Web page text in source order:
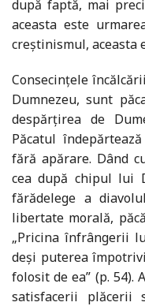
după faptă, mai
aceasta este
creştinismul, aceasta
Consecinţele
Dumnezeu, sunt
despărţirea de
Păcatul
fără apărare. Dând
cea după chipul lui
fărădelege a
libertate morală,
„Pricina înfrângerii
deşi puterea
folosit de ea” (p. 54).
satisfacerii plăcerii